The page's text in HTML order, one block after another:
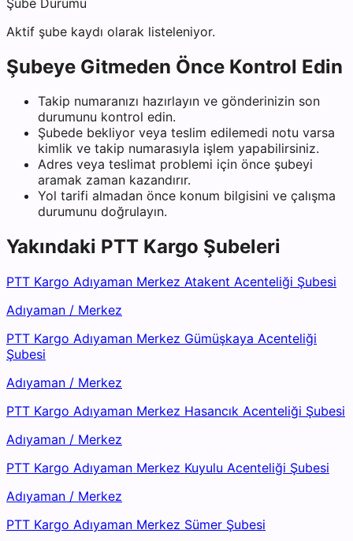
Aktif şube kaydı olarak listeleniyor.
Şubeye Gitmeden Önce Kontrol Edin
Takip numaranızı hazırlayın ve gönderinizin son
durumunu kontrol edin.
Şubede bekliyor veya teslim edilemedi notu varsa
kimlik ve takip numarasıyla işlem yapabilirsiniz.
Adres veya teslimat problemi için önce şubeyi
aramak zaman kazandırır.
Yol tarifi almadan önce konum bilgisini ve çalışma
durumunu doğrulayın.
Yakındaki PTT Kargo Şubeleri
PTT Kargo Adıyaman Merkez Atakent Acenteliği Şubesi
Adıyaman / Merkez
PTT Kargo Adıyaman Merkez Gümüşkaya Acenteliği
Şubesi
Adıyaman / Merkez
PTT Kargo Adıyaman Merkez Hasancık Acenteliği Şubesi
Adıyaman / Merkez
PTT Kargo Adıyaman Merkez Kuyulu Acenteliği Şubesi
Adıyaman / Merkez
PTT Kargo Adıyaman Merkez Sümer Şubesi